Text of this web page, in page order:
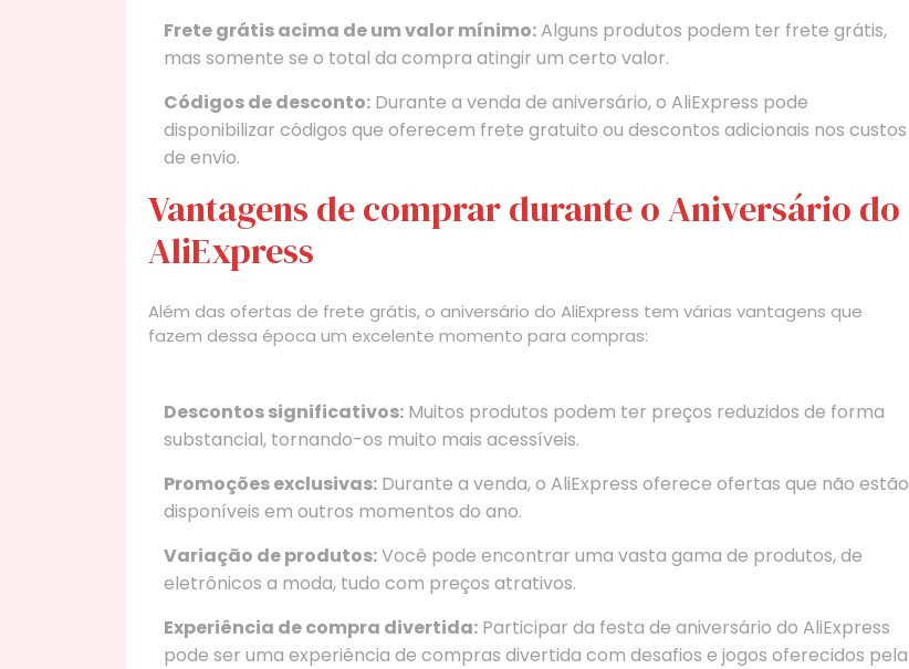
Frete grátis acima de um valor mínimo:Alguns produtos podem ter frete grátis,
mas somente se o total da compra atingir um certo valor.
Códigos de desconto: Durante a venda de aniversário, o AliExpress pode
disponibilizar códigos que oferecem frete gratuito ou descontos adicionais nos custos
de envio.
Vantagens de comprar durante o Aniversário do
AliExpress
Além das ofertas de frete grátis, o aniversário do AliExpress tem várias vantagens que
fazem dessa época um excelente momento para compras:
Descontos significativos: Muitos produtos podem ter preços reduzidos de forma
substancial, tornando-os muito mais acessíveis.
Promoções exclusivas: Durante a venda, o AliExpress oferece ofertas que não estão
disponíveis em outros momentos do ano.
Variação de produtos:Você pode encontrar uma vasta gama de produtos, de
eletrônicos a moda, tudo com preços atrativos.
Experiência de compra divertida: Participar da festa de aniversário do AliExpress
pode ser uma experiência de compras divertida com desafios e jogos oferecidos pela